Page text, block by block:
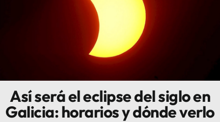
Innova
Así será el eclipse del siglo en
Galicia: horarios y dónde verlo